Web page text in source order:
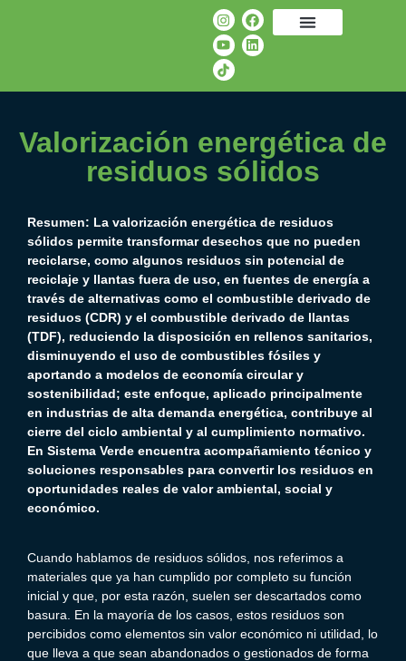
Valorización energética de
residuos sólidos
Resumen: La valorización energética de residuos
sólidos permite transformar desechos que no pueden
reciclarse, como algunos residuos sin potencial de
reciclaje y llantas fuera de uso, en fuentes de energía a
través de alternativas como el combustible derivado de
residuos (CDR) y el combustible derivado de llantas
(TDF), reduciendo la disposición en rellenos sanitarios,
disminuyendo el uso de combustibles fósiles y
aportando a modelos de economía circular y
sostenibilidad; este enfoque, aplicado principalmente
en industrias de alta demanda energética, contribuye al
cierre del ciclo ambiental y al cumplimiento normativo.
En Sistema Verde encuentra acompañamiento técnico y
soluciones responsables para convertir los residuos en
oportunidades reales de valor ambiental, social y
económico.
Cuando hablamos de residuos sólidos, nos referimos a
materiales que ya han cumplido por completo su función
inicial y que, por esta razón, suelen ser descartados como
basura. En la mayoría de los casos, estos residuos son
percibidos como elementos sin valor económico ni utilidad, lo
que lleva a que sean abandonados o gestionados de forma